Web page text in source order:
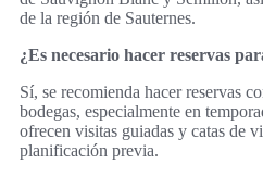
de la región de Sauternes.
¿Es necesario hacer reservas
Sí, se recomienda hacer reservas
bodegas, especialmente en
ofrecen visitas guiadas y catas de
planificación previa.